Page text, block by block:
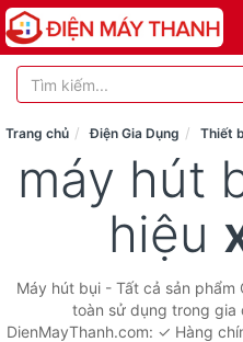
Trang chủ Điện Gia Dụng Thiết
máy hút
hiệu
Máy hút bụi - Tất cả sản phẩm
toàn sử dụng trong gia
DienMayThanh.com: ✓ Hàng